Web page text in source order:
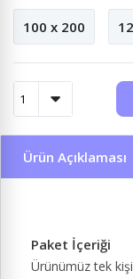
100 x 200
Ürün Açıklaması
Paket İçeriği
Ürünümüz tek